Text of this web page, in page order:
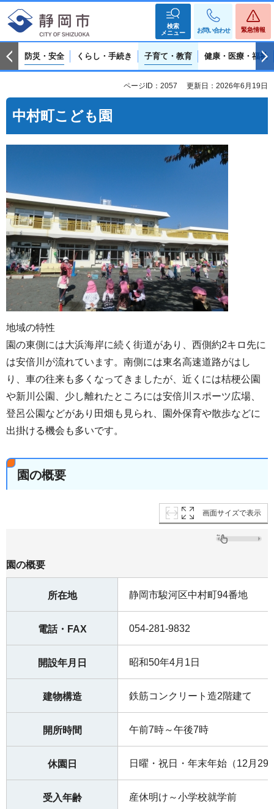
検索
メニュー
お問い合わせ 緊急情報
防災・安全 くらし・手続き 子育て・教育 健康・医療・福祉
ページID：2057 更新日：2026年6月19日
中村町こども園
地域の特性
園の東側には大浜海岸に続く街道があり、西側約2キロ先に
は安倍川が流れています。南側には東名高速道路がはし
り、車の往来も多くなってきましたが、近くには桔梗公園
や新川公園、少し離れたところには安倍川スポーツ広場、
登呂公園などがあり田畑も見られ、園外保育や散歩などに
出掛ける機会も多いです。
園の概要
画面サイズで表示
園の概要
所在地 静岡市駿河区中村町94番地
電話・FAX 054-281-9832
開設年月日 昭和50年4月1日
建物構造 鉄筋コンクリート造2階建て
開所時間 午前7時～午後7時
休園日 日曜・祝日・年末年始（12月29
受入年齢 産休明け～小学校就学前